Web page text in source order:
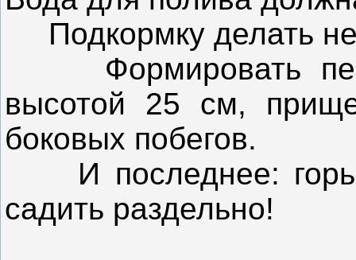
Подкормку делать
Формировать
высотой 25 см,
боковых побегов.
И последнее:
садить раздельно!